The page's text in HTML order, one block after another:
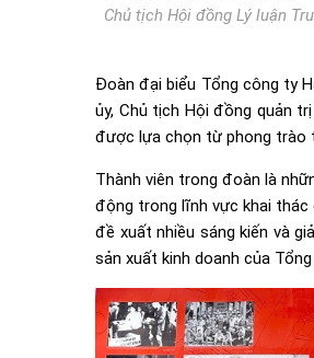
Chủ tịch Hội đồng Lý luận
Đoàn đại biểu Tổng công ty
ủy, Chủ tịch Hội đồng quản
được lựa chọn từ phong trào
Thành viên trong đoàn là
động trong lĩnh vực khai
đề xuất nhiều sáng kiến và
sản xuất kinh doanh của